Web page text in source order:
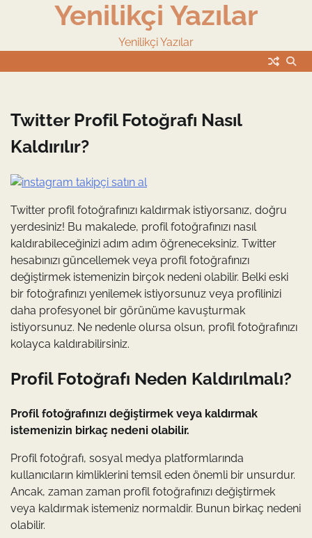
Yenilikçi Yazılar
Yenilikçi Yazılar
Twitter Profil Fotoğrafı Nasıl
Kaldırılır?
Twitter profil fotoğrafınızı kaldırmak istiyorsanız, doğru
yerdesiniz! Bu makalede, profil fotoğrafınızı nasıl
kaldırabileceğinizi adım adım öğreneceksiniz. Twitter
hesabınızı güncellemek veya profil fotoğrafınızı
değiştirmek istemenizin birçok nedeni olabilir. Belki eski
bir fotoğrafınızı yenilemek istiyorsunuz veya profilinizi
daha profesyonel bir görünüme kavuşturmak
istiyorsunuz. Ne nedenle olursa olsun, profil fotoğrafınızı
kolayca kaldırabilirsiniz.
Profil Fotoğrafı Neden Kaldırılmalı?
Profil fotoğrafınızı değiştirmek veya kaldırmak
istemenizin birkaç nedeni olabilir.
Profil fotoğrafı, sosyal medya platformlarında
kullanıcıların kimliklerini temsil eden önemli bir unsurdur.
Ancak, zaman zaman profil fotoğrafınızı değiştirmek
veya kaldırmak istemeniz normaldir. Bunun birkaç nedeni
olabilir.